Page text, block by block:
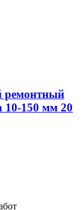
ремонтный
10-150 мм 20